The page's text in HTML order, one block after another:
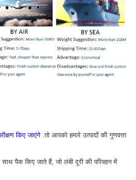
किए जाएंगे .तो आपको हमारे उत्पादों की गुणवत्ता
पैक किए जाते हैं, जो लंबी दूरी की परिवहन में